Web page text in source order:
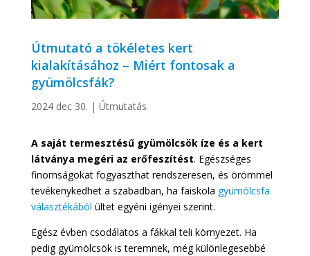
Útmutató a tökéletes kert
kialakításához – Miért fontosak a
gyümölcsfák?
2024 dec 30. | Útmutatás
A saját termesztésű gyümölcsök íze és a kert
látványa megéri az erőfeszítést. Egészséges
finomságokat fogyaszthat rendszeresen, és örömmel
tevékenykedhet a szabadban, ha faiskola gyümölcsfa
választékából ültet egyéni igényei szerint.
Egész évben csodálatos a fákkal teli környezet. Ha
pedig gyümölcsök is teremnek, még különlegesebbé